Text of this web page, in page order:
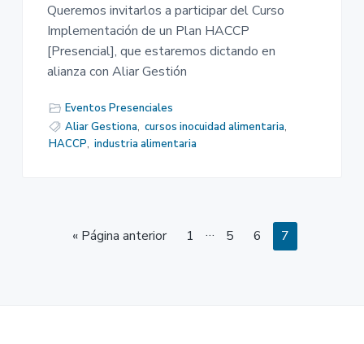
Queremos invitarlos a participar del Curso
Implementación de un Plan HACCP
[Presencial], que estaremos dictando en
alianza con Aliar Gestión
Eventos Presenciales
Aliar Gestiona, cursos inocuidad alimentaria,
HACCP, industria alimentaria
« Página anterior Página
1
Páginas
… Página
5 Página
6 Página
7